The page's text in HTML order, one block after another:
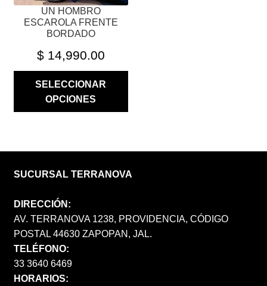
UN HOMBRO
ESCAROLA FRENTE
BORDADO
$14,990.00
SELECCIONAR
OPCIONES
PRODUCTO
SUCURSAL TERRANOVA
DIRECCIÓN:
AV. TERRANOVA 1238, PROVIDENCIA, CÓDIGO
POSTAL 44630 ZAPOPAN, JAL.
TELÉFONO:
33 3640 6469
HORARIOS: